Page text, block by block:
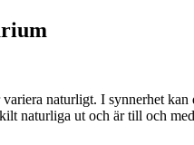
naturligt. I synnerhet
naturliga ut och är till och